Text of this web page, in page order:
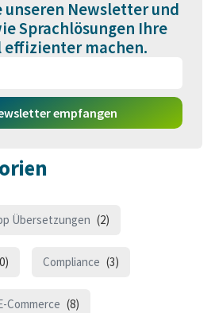
unseren Newsletter und
Sprachlösungen Ihre
effizienter machen.
empfangen
Übersetzungen (2)
Compliance (3)
Commerce (8)